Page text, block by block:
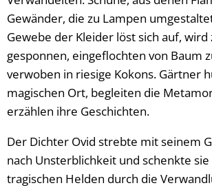
Gewänder, die zu Lampen
Gewebe der Kleider löst sich auf, wird
gesponnen, eingeflochten von Baum
verwoben in riesige Kokons. Gärtner
magischen Ort, begleiten die
erzählen ihre Geschichten.
Der Dichter Ovid strebte mit seinem
nach Unsterblichkeit und schenkte sie
tragischen Helden durch die